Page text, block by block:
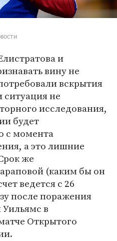
и
вину не
вскрытия
ситуация не
исследования,
будет
с момента
а это лишние
же
(каким бы он
ведется с 26
после поражения
в
Открытого